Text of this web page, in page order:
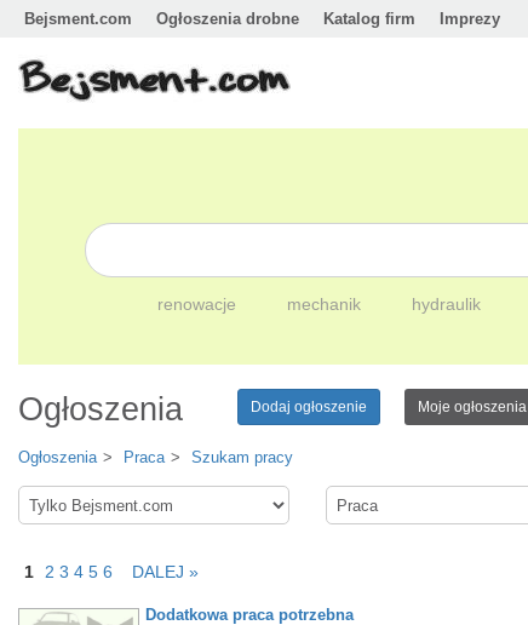
Bejsment.com Ogłoszenia drobne Katalog firm Imprezy
renowacje mechanik hydraulik
Ogłoszenia Dodaj ogłoszenie Moje ogłoszenia
Ogłoszenia Praca Szukam pracy
1 2 3 4 5 6 DALEJ »
Dodatkowa praca potrzebna